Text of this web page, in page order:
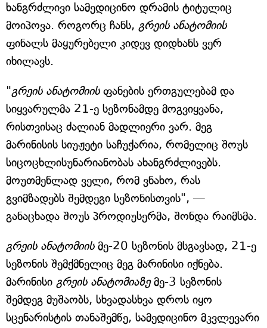
ხანგრძლივი სამედიცინო დრამის ტიტულიც
მოიპოვა. როგორც ჩანს, გრეის ანატომიის
ფინალს მაყურებელი კიდევ დიდხანს ვერ
იხილავს.
"გრეის ანატომიისფანების ერთგულებამ და
სიყვარულმა 21-ე სეზონამდე მოგვიყვანა,
რისთვისაც ძალიან მადლიერი ვარ. მეგ
მარინისის სიუჟეტი საჩუქარია, რომელიც შოუს
სიცოცხლისუნარიანობას ახანგრძლივებს.
მოუთმენლად ველი, რომ ვნახო, რას
გვიმზადებს შემდეგი სეზონისთვის", —
განაცხადა შოუს პროდიუსერმა, შონდა რაიმსმა.
გრეის ანატომიისმე-20 სეზონის მსგავსად, 21-ე
სეზონის შემქმნელიც მეგ მარინისი იქნება.
მარინისი გრეის ანატომიაზემე-3 სეზონის
შემდეგ მუშაობს, სხვადასხვა დროს იყო
სცენარისტის თანაშემწე, სამედიცინო მკვლევარი